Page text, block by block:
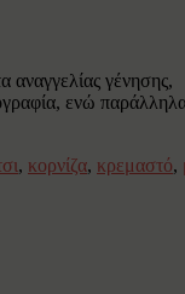
αναγγελίας γένησης,
ενώ παράλληλα
, κορνίζα, κρεμαστό,